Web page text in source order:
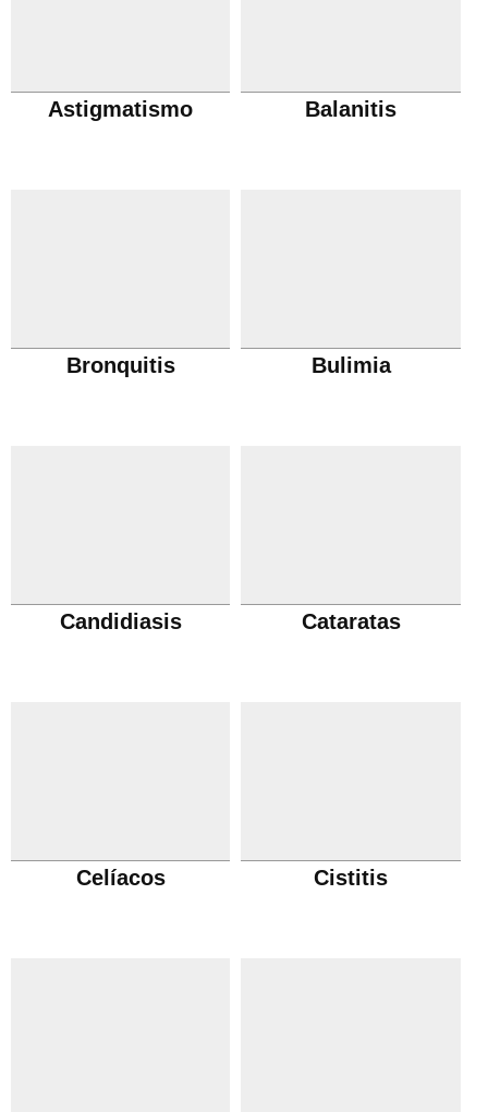
Astigmatismo Balanitis
Bronquitis Bulimia
Candidiasis Cataratas
Celíacos Cistitis